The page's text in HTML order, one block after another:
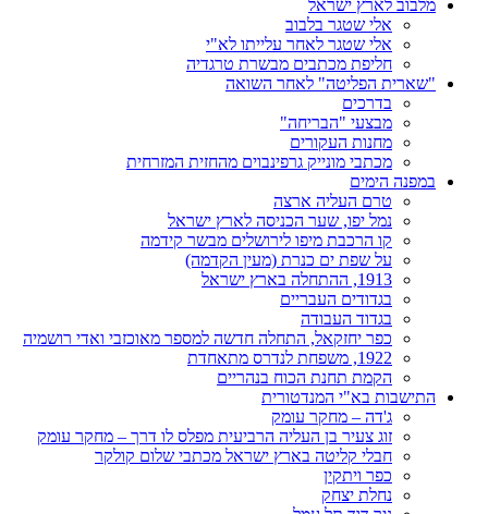
מלבוב לארץ ישראל
אלי שטגר בלבוב
אלי שטגר לאחר עלייתו לא"י
חליפת מכתבים מבשרת טרגדיה
"שארית הפליטה" לאחר השואה
בדרכים
מבצעי "הבריחה"
מחנות העקורים
מכתבי מונייק גרפינבוים מהחזית המזרחית
במפנה הימים
טרם העליה ארצה
נמל יפו, שער הכניסה לארץ ישראל
קו הרכבת מיפו לירושלים מבשר קידמה
על שפת ים כנרת (מעין הקדמה)
1913, ההתחלה בארץ ישראל
בגדודים העבריים
בגדוד העבודה
כפר יחזקאל, התחלה חדשה למספר מאוכזבי ואדי רושמיה
1922, משפחת לנדרס מתאחדת
הקמת תחנת הכוח בנהריים
התישבות בא"י המנדטורית
ג'דה – מחקר עומק
זוג צעיר בן העליה הרביעית מפלס לו דרך – מחקר עומק
חבלי קליטה בארץ ישראל מכתבי שלום קולקר
כפר ויתקין
נחלת יצחק